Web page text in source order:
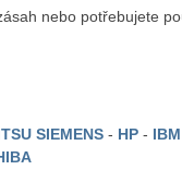
nebo potřebujete
SIEMENS - HP -